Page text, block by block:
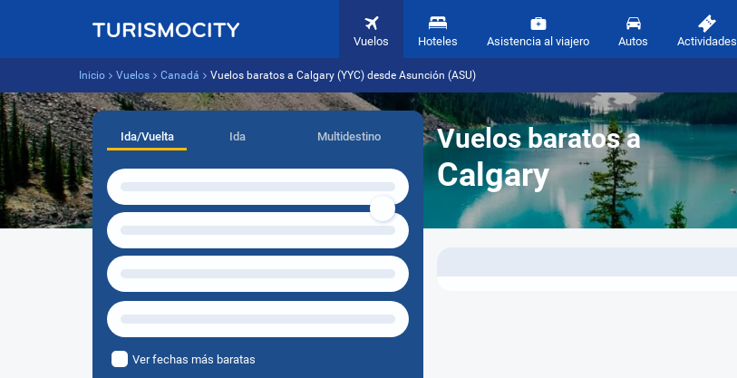
Vuelos Hoteles Asistencia al viajero Autos Actividades
Inicio Vuelos Canadá Vuelos baratos a Calgary (YYC) desde Asunción (ASU)
Vuelos baratos a
Calgary
Ida/Vuelta Ida Multidestino
Ver fechas más baratas